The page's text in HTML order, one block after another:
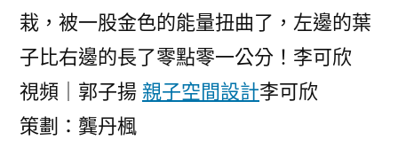
栽，被一股金色的能量扭曲了，左邊的葉
子比右邊的長了零點零一公分！李可欣
視頻｜郭子揚 親子空間設計李可欣
策劃：龔丹楓